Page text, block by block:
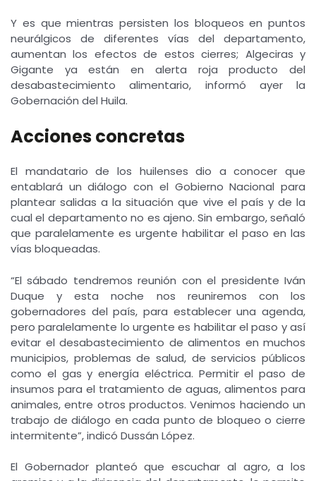
Y es que mientras persisten los bloqueos en puntos
neurálgicos de diferentes vías del departamento,
aumentan los efectos de estos cierres; Algeciras y
Gigante ya están en alerta roja producto del
desabastecimiento alimentario, informó ayer la
Gobernación del Huila.
Acciones concretas
El mandatario de los huilenses dio a conocer que
entablará un diálogo con el Gobierno Nacional para
plantear salidas a la situación que vive el país y de la
cual el departamento no es ajeno. Sin embargo, señaló
que paralelamente es urgente habilitar el paso en las
vías bloqueadas.
“El sábado tendremos reunión con el presidente Iván
Duque y esta noche nos reuniremos con los
gobernadores del país, para establecer una agenda,
pero paralelamente lo urgente es habilitar el paso y así
evitar el desabastecimiento de alimentos en muchos
municipios, problemas de salud, de servicios públicos
como el gas y energía eléctrica. Permitir el paso de
insumos para el tratamiento de aguas, alimentos para
animales, entre otros productos. Venimos haciendo un
trabajo de diálogo en cada punto de bloqueo o cierre
intermitente”, indicó Dussán López.
El Gobernador planteó que escuchar al agro, a los